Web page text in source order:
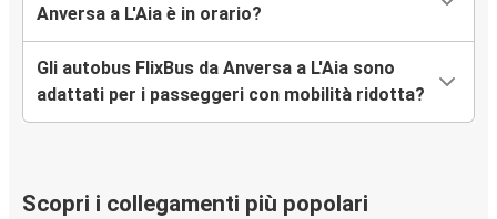
Anversa a L'Aia è in orario?
Gli autobus FlixBus da Anversa a L'Aia sono
adattati per i passeggeri con mobilità ridotta?
Scopri i collegamenti più popolari